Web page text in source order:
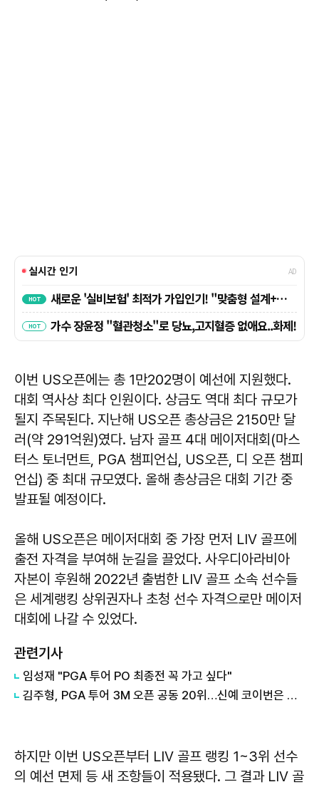
이번 US오픈에는 총 1만202명이 예선에 지원했다.
대회 역사상 최다 인원이다. 상금도 역대 최다 규모가
될지 주목된다. 지난해 US오픈 총상금은 2150만 달
러(약 291억원)였다. 남자 골프 4대 메이저대회(마스
터스 토너먼트, PGA 챔피언십, US오픈, 디 오픈 챔피
언십) 중 최대 규모였다. 올해 총상금은 대회 기간 중
발표될 예정이다.
올해 US오픈은 메이저대회 중 가장 먼저 LIV 골프에
출전 자격을 부여해 눈길을 끌었다. 사우디아라비아
자본이 후원해 2022년 출범한 LIV 골프 소속 선수들
은 세계랭킹 상위권자나 초청 선수 자격으로만 메이저
대회에 나갈 수 있었다.
관련기사
임성재 "PGA 투어 PO 최종전 꼭 가고 싶다"
김주형, PGA 투어 3M 오픈 공동 20위…신예 코이번은 생애 첫 우승
하지만 이번 US오픈부터 LIV 골프 랭킹 1~3위 선수
의 예선 면제 등 새 조항들이 적용됐다. 그 결과 LIV 골